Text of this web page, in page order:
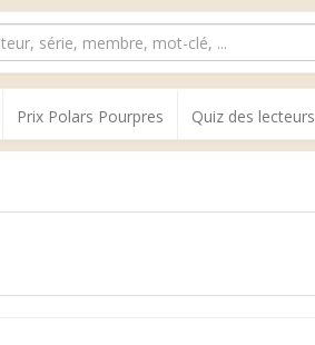
Prix Polars Pourpres Quiz des lecteurs